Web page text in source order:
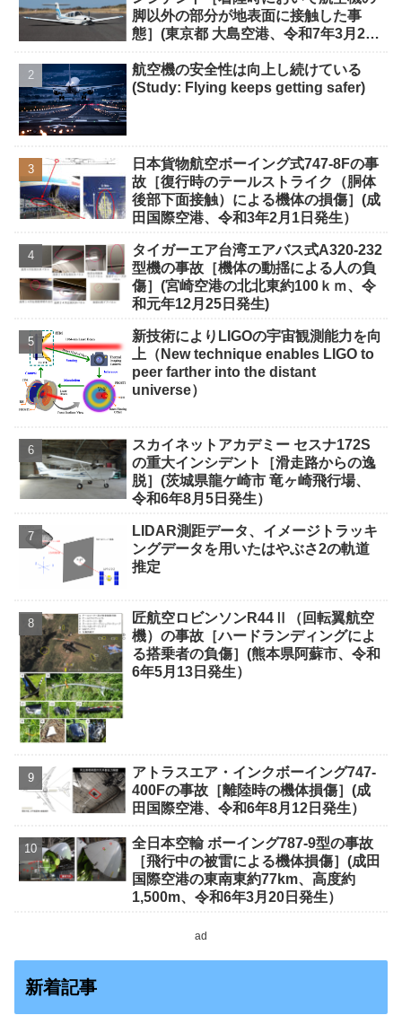
脚以外の部分が地表面に接触した事
態］(東京都 大島空港、令和7年3月20
航空機の安全性は向上し続けている
(Study: Flying keeps getting safer)
日本貨物航空ボーイング式747-8Fの事
故［復行時のテールストライク（胴体
後部下面接触）による機体の損傷］(成
田国際空港、令和3年2月1日発生）
タイガーエア台湾エアバス式A320-232
型機の事故［機体の動揺による人の負
傷］(宮崎空港の北北東約100ｋｍ、令
和元年12月25日発生)
新技術によりLIGOの宇宙観測能力を向
上（New technique enables LIGO to
peer farther into the distant
universe）
スカイネットアカデミー セスナ172S
の重大インシデント［滑走路からの逸
脱］(茨城県龍ケ崎市 竜ヶ崎飛行場、
令和6年8月5日発生）
LIDAR測距データ、イメージトラッキ
ングデータを用いたはやぶさ2の軌道
推定
匠航空ロビンソンR44Ⅱ（回転翼航空
機）の事故［ハードランディングによ
る搭乗者の負傷］(熊本県阿蘇市、令和
6年5月13日発生）
アトラスエア・インクボーイング747-
400Fの事故［離陸時の機体損傷］(成
田国際空港、令和6年8月12日発生）
全日本空輸 ボーイング787-9型の事故
［飛行中の被雷による機体損傷］(成田
国際空港の東南東約77km、高度約
1,500m、令和6年3月20日発生）
ad
新着記事